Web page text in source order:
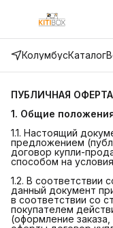
КолумбусКаталог
ПУБЛИЧНАЯ ОФЕРТА
1. Общие
1.1. Настоящий
предложением
договор купли-
способом на
1.2. В соответствии
данный документ
в соответствии со
покупателем
(оформление